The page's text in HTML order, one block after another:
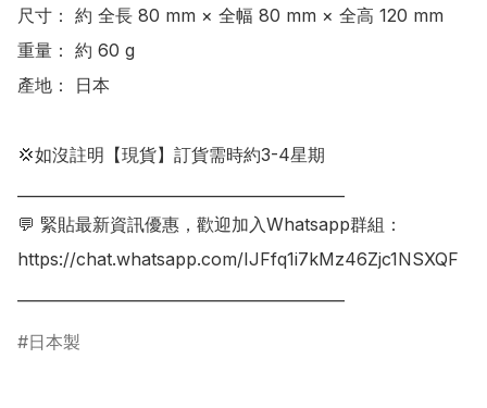
尺寸： 約 全長 80 mm × 全幅 80 mm × 全高 120 mm
重量： 約 60 g
產地： 日本
💢如沒註明【現貨】訂貨需時約3-4星期
💬 緊貼最新資訊優惠，歡迎加入Whatsapp群組：
https://chat.whatsapp.com/IJFfq1i7kMz46Zjc1NSXQF
日本製